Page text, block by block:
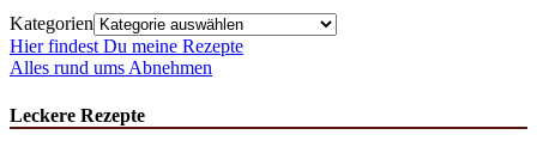
Kategorien
Hier findest Du meine Rezepte
Alles rund ums Abnehmen
Leckere Rezepte